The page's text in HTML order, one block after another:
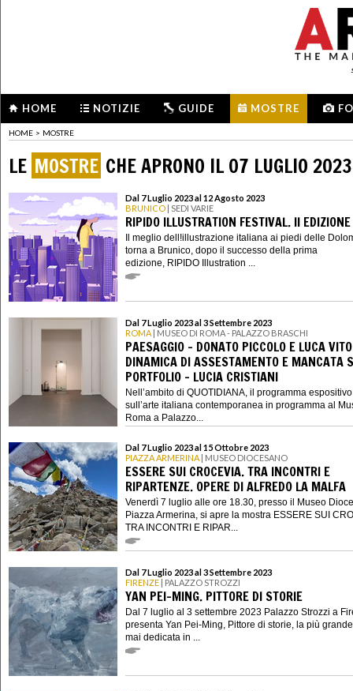
HOME NOTIZIE GUIDE MOSTRE
HOME > MOSTRE
LE MOSTRE CHE APRONO IL 07 LUGLIO 2023
Dal 7 Luglio 2023 al 12 Agosto 2023
BRUNICO | SEDI VARIE
RIPIDO ILLUSTRATION FESTIVAL. II EDIZIONE
Il meglio dell!illustrazione italiana ai piedi delle
torna a Brunico, dopo il successo della prima
edizione, RIPIDO Illustration ...
Dal 7 Luglio 2023 al 3 Settembre 2023
ROMA | MUSEO DI ROMA - PALAZZO BRASCHI
PAESAGGIO - DONATO PICCOLO E LUCA
DINAMICA DI ASSESTAMENTO E MANCATA
PORTFOLIO - LUCIA CRISTIANI
Nell’ambito di QUOTIDIANA, il programma espositivo
sull’arte italiana contemporanea in programma al
Roma a Palazzo...
Dal 7 Luglio 2023 al 15 Ottobre 2023
PIAZZA ARMERINA | MUSEO DIOCESANO
ESSERE SUI CROCEVIA. TRA INCONTRI E
RIPARTENZE. OPERE DI ALFREDO LA MALFA
Venerdì 7 luglio alle ore 18.30, presso il Museo
Piazza Armerina, si apre la mostra ESSERE SUI
TRA INCONTRI E RIPAR...
Dal 7 Luglio 2023 al 3 Settembre 2023
FIRENZE | PALAZZO STROZZI
YAN PEI-MING. PITTORE DI STORIE
Dal 7 luglio al 3 settembre 2023 Palazzo Strozzi a
presenta Yan Pei-Ming, Pittore di storie, la più
mai dedicata in ...